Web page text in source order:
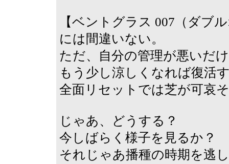
【ベントグラス 007（ダブ
には間違いない。
ただ、自分の管理が悪いだ
もう少し涼しくなれば復活
全面リセットでは芝が可哀
じゃあ、どうする？
今しばらく様子を見るか？
それじゃあ播種の時期を逃